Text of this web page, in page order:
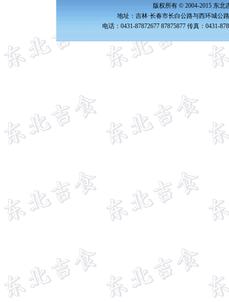
版权所有 © 2004-2015 东北
地址：吉林·长春市长白公路与西环城公
电话：0431-87872677 87875877 传真：0431-